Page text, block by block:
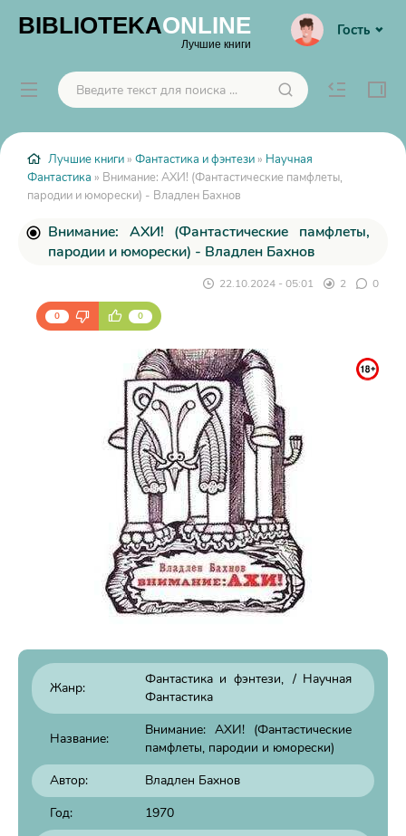
BIBLIOTEKAONLINE
Лучшие книги
Гость
Лучшие книги » Фантастика и фэнтези » Научная
Фантастика » Внимание: АХИ! (Фантастические памфлеты,
пародии и юморески) - Владлен Бахнов
Внимание: АХИ! (Фантастические памфлеты,
пародии и юморески) - Владлен Бахнов
22.10.2024 - 05:01 2 0
0 0
Жанр:
Фантастика и фэнтези / Научная
Фантастика
Название:
Внимание: АХИ! (Фантастические
памфлеты, пародии и юморески)
Автор:
Владлен Бахнов
Год:
1970